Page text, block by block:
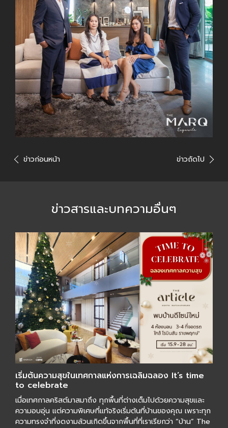
ข่าวก่อนหน้า ข่าวถัดไป
ข่าวสารและบทความอื่นๆ
เริ่มต้นความสุขในเทศกาลแห่งการเฉลิมฉลอง It’s time
to celebrate
เมื่อเทศกาลคริสต์มาสมาถึง ทุกพื้นที่ต่างเต็มไปด้วยความสุขและ
ความอบอุ่น แต่ความพิเศษที่แท้จริงเริ่มต้นที่บ้านของคุณ เพราะทุก
ความทรงจำที่งดงามล้วนเกิดขึ้นจากพื้นที่ที่เราเรียกว่า “บ้าน” The